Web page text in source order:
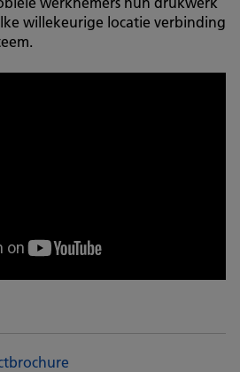
willekeurige locatie verbinding